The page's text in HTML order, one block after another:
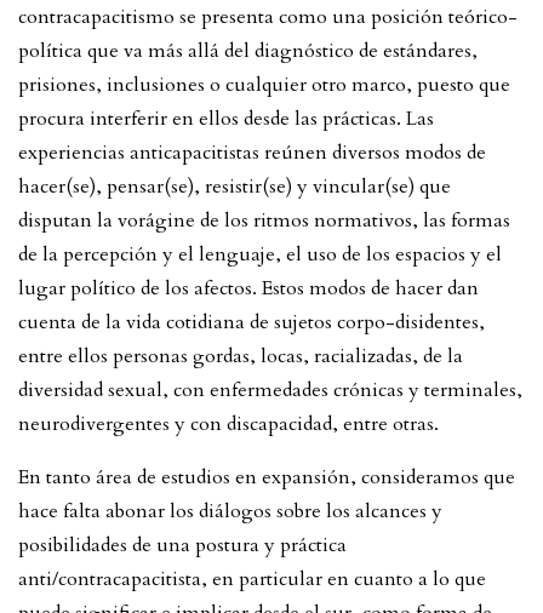
contracapacitismo se presenta como una posición teórico-
política que va más allá del diagnóstico de estándares,
prisiones, inclusiones o cualquier otro marco, puesto que
procura interferir en ellos desde las prácticas. Las
experiencias anticapacitistas reúnen diversos modos de
hacer(se), pensar(se), resistir(se) y vincular(se) que
disputan la vorágine de los ritmos normativos, las formas
de la percepción y el lenguaje, el uso de los espacios y el
lugar político de los afectos. Estos modos de hacer dan
cuenta de la vida cotidiana de sujetos corpo-disidentes,
entre ellos personas gordas, locas, racializadas, de la
diversidad sexual, con enfermedades crónicas y terminales,
neurodivergentes y con discapacidad, entre otras.
En tanto área de estudios en expansión, consideramos que
hace falta abonar los diálogos sobre los alcances y
posibilidades de una postura y práctica
anti/contracapacitista, en particular en cuanto a lo que